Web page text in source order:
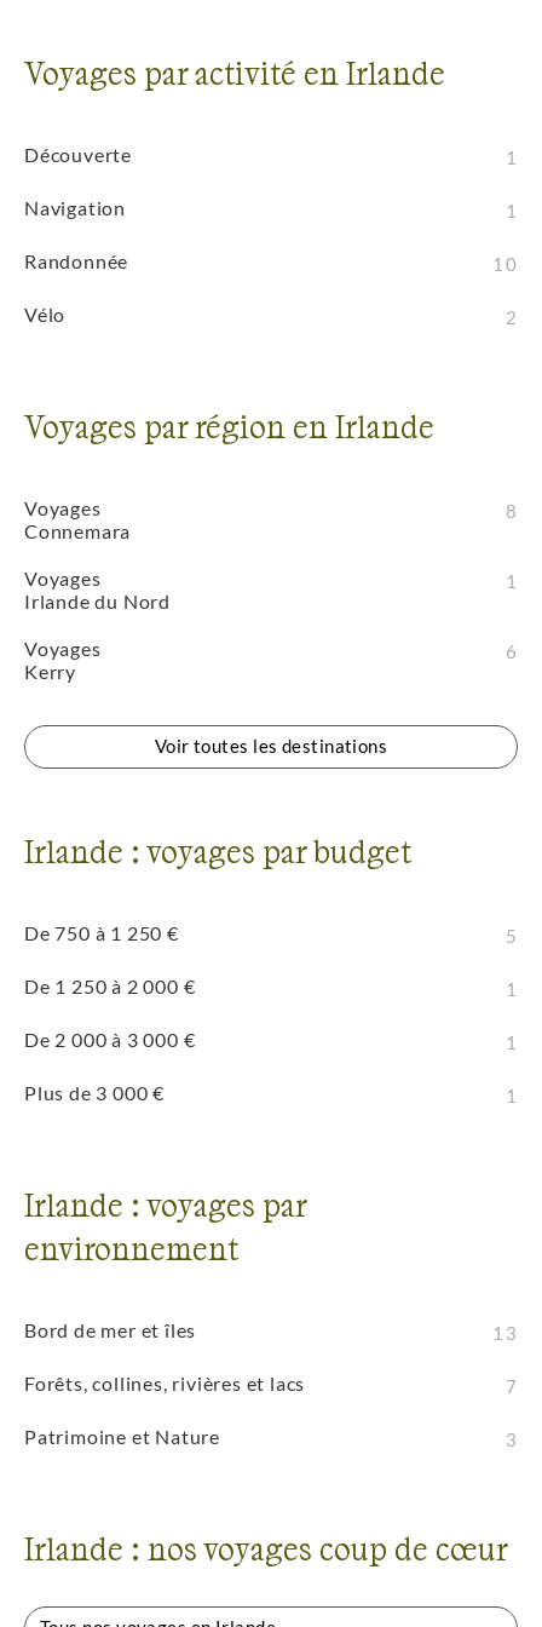
Voyages par activité en Irlande
Découverte 1
Navigation 1
Randonnée 10
Vélo 2
Voyages par région en Irlande
Voyages
Connemara
8
Voyages
Irlande du Nord
1
Voyages
Kerry
6
Voir toutes les destinations
Irlande : voyages par budget
De 750 à 1 250 € 5
De 1 250 à 2 000 € 1
De 2 000 à 3 000 € 1
Plus de 3 000 € 1
Irlande : voyages par
environnement
Bord de mer et îles 13
Forêts, collines, rivières et lacs 7
Patrimoine et Nature 3
Irlande : nos voyages coup de cœur